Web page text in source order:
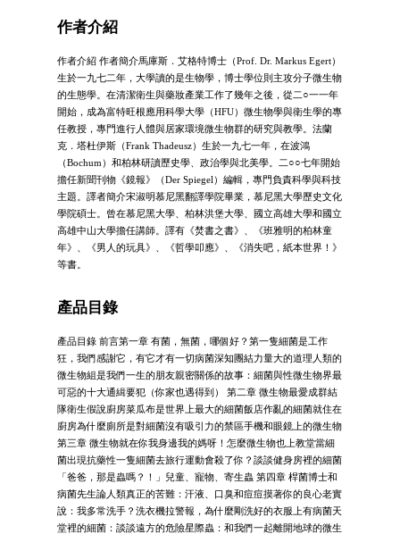
作者介紹
作者介紹 作者簡介馬庫斯．艾格特博士（Prof. Dr. Markus Egert）
生於一九七二年，大學讀的是生物學，博士學位則主攻分子微生物
的生態學。在清潔衛生與藥妝產業工作了幾年之後，從二○一一年
開始，成為富特旺根應用科學大學（HFU）微生物學與衛生學的專
任教授，專門進行人體與居家環境微生物群的研究與教學。法蘭
克．塔杜伊斯（Frank Thadeusz）生於一九七一年，在波鴻
（Bochum）和柏林研讀歷史學、政治學與北美學。二○○七年開始
擔任新聞刊物《鏡報》（Der Spiegel）編輯，專門負責科學與科技
主題。譯者簡介宋淑明慕尼黑翻譯學院畢業，慕尼黑大學歷史文化
學院碩士。曾在慕尼黑大學、柏林洪堡大學、國立高雄大學和國立
高雄中山大學擔任講師。譯有《焚書之書》、《班雅明的柏林童
年》、《男人的玩具》、《哲學叩應》、《消失吧，紙本世界！》
等書。
產品目錄
產品目錄 前言第一章 有菌，無菌，哪個好？第一隻細菌是工作
狂，我們感謝它，有它才有一切病菌深知團結力量大的道理人類的
微生物組是我們一生的朋友親密關係的故事：細菌與性微生物界最
可惡的十大通緝要犯（你家也遇得到） 第二章 微生物最愛成群結
隊衛生假說廚房菜瓜布是世界上最大的細菌飯店作亂的細菌就住在
廚房為什麼廁所是對細菌沒有吸引力的禁區手機和眼鏡上的微生物
第三章 微生物就在你我身邊我的媽呀！怎麼微生物也上教堂當細
菌出現抗藥性一隻細菌去旅行運動會殺了你？談談健身房裡的細菌
「爸爸，那是蟲嗎？！」兒童、寵物、寄生蟲 第四章 桿菌博士和
病菌先生論人類真正的苦難：汗液、口臭和痘痘摸著你的良心老實
說：我多常洗手？洗衣機拉警報，為什麼剛洗好的衣服上有病菌天
堂裡的細菌：談談遠方的危險星際蟲：和我們一起離開地球的微生